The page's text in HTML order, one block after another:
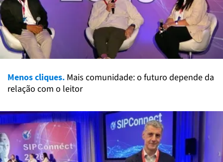
Menos cliques. Mais comunidade: o futuro depende da
relação com o leitor